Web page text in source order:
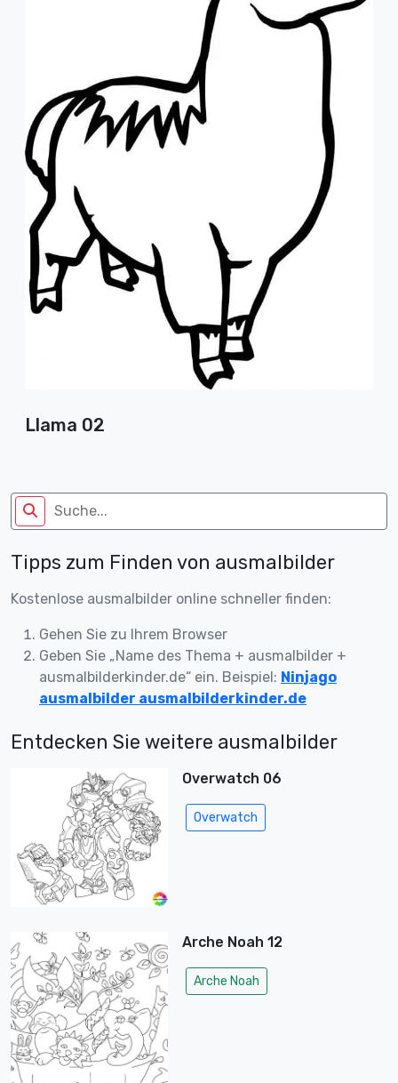
Llama 02
Tipps zum Finden von ausmalbilder
Kostenlose ausmalbilder online schneller finden:
Gehen Sie zu Ihrem Browser
Geben Sie „Name des Thema + ausmalbilder +
ausmalbilderkinder.de“ ein. Beispiel: Ninjago
ausmalbilder ausmalbilderkinder.de
Entdecken Sie weitere ausmalbilder
Overwatch 06
Overwatch
Arche Noah 12
Arche Noah